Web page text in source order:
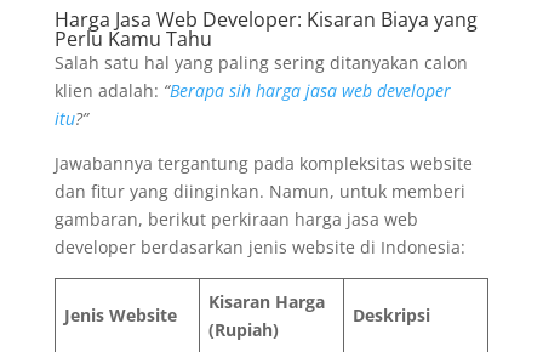
Harga Jasa Web Developer: Kisaran Biaya yang
Perlu Kamu Tahu
Salah satu hal yang paling sering ditanyakan calon
klien adalah: “Berapa sih harga jasa web developer
itu?”
Jawabannya tergantung pada kompleksitas website
dan fitur yang diinginkan. Namun, untuk memberi
gambaran, berikut perkiraan harga jasa web
developer berdasarkan jenis website di Indonesia:
Jenis Website
Kisaran Harga
(Rupiah)
Deskripsi